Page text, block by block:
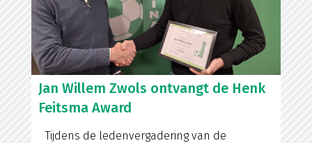
Jan Willem Zwols ontvangt de Henk
Feitsma Award
Tijdens de ledenvergadering van de